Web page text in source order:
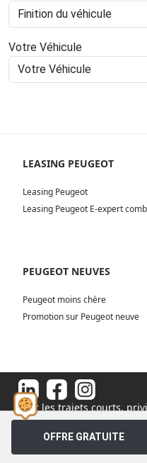
OFFRE GRATUITE
Votre Véhicule
LEASING PEUGEOT
Leasing Peugeot
Leasing Peugeot E-expert
PEUGEOT NEUVES
Peugeot moins chère
Promotion sur Peugeot neuve
Pour les trajets courts,
#SeDéplacerMoinsPolluer
© 2026 - Tous droits
11 Rue de l'Orme, 91540